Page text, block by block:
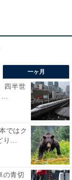
した。
感じなので
ろこがおいし
一ヶ月
四半世
ではク
...
の青切